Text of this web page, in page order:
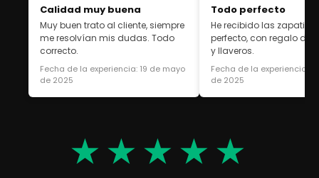
Calidad muy buena
Muy buen trato al cliente, siempre
me resolvían mis dudas. Todo
correcto.
Fecha de la experiencia: 19 de mayo
de 2025
Todo perfecto
He recibido las
perfecto, con regalo de
y llaveros.
Fecha de la experiencia:
de 2025
★★★★★